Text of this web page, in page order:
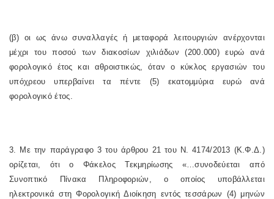
(β) οι ως άνω συναλλαγές ή μεταφορά λειτουργιών ανέρχονται
μέχρι του ποσού των διακοσίων χιλιάδων (200.000) ευρώ ανά
φορολογικό έτος και αθροιστικώς, όταν ο κύκλος εργασιών του
υπόχρεου υπερβαίνει τα πέντε (5) εκατομμύρια ευρώ ανά
φορολογικό έτος.
3. Με την παράγραφο 3 του άρθρου 21 του Ν. 4174/2013 (Κ.Φ.Δ.)
ορίζεται, ότι ο Φάκελος Τεκμηρίωσης «…συνοδεύεται από
Συνοπτικό Πίνακα Πληροφοριών, ο οποίος υποβάλλεται
ηλεκτρονικά στη Φορολογική Διοίκηση εντός τεσσάρων (4) μηνών